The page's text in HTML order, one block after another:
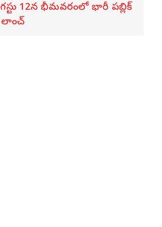
12న భీమవరంలో భారీ పబ్లిక్
లాంచ్